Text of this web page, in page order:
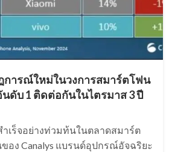
การณ์ใหม่ในวงการสมาร์ตโฟน
ดับ 1 ติดต่อกันในไตรมาส 3 ปี
เร็จอย่างท่วมท้นในตลาดสมาร์ต
อง Canalys แบรนด์อุปกรณ์อัจฉริยะ